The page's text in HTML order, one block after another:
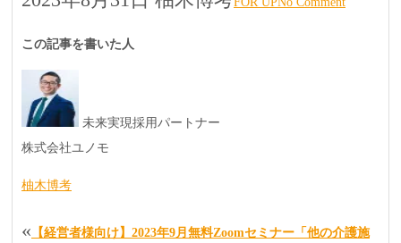
この記事を書いた人
未来実現採用パートナー
株式会社ユノモ
柚木博考
« 【経営者様向け】2023年9月無料Zoomセミナー「他の介護施